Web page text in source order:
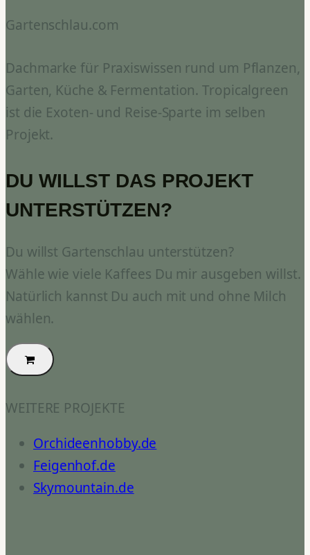
Gartenschlau.com
Dachmarke für Praxiswissen rund um Pflanzen,
Garten, Küche & Fermentation. Tropicalgreen
ist die Exoten- und Reise-Sparte im selben
Projekt.
DU WILLST DAS PROJEKT
UNTERSTÜTZEN?
Du willst Gartenschlau unterstützen?
Wähle wie viele Kaffees Du mir ausgeben willst.
Natürlich kannst Du auch mit und ohne Milch
wählen.
WEITERE PROJEKTE
Orchideenhobby.de
Feigenhof.de
Skymountain.de